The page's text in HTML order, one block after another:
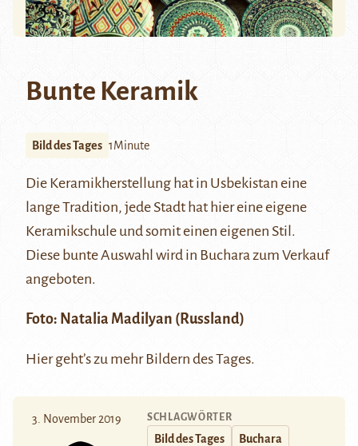
Bunte Keramik
Bild des Tages 1Minute
Die Keramikherstellung hat in Usbekistan eine
lange Tradition, jede Stadt hat hier eine eigene
Keramikschule und somit einen eigenen Stil.
Diese bunte Auswahl wird in Bucharazum Verkauf
angeboten.
Foto: Natalia Madilyan (Russland)
Hiergeht’s zu mehr Bildern des Tages.
3. November 2019 SCHLAGWÖRTER
Bild des Tages Buchara